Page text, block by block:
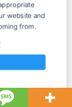
shampoing
chien : le
website and
from.